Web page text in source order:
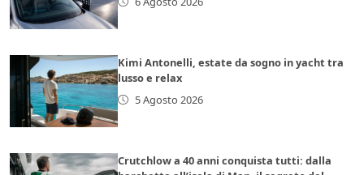
Kimi Antonelli, estate da sogno in yacht tra
lusso e relax
5 Agosto 2026
Crutchlow a 40 anni conquista tutti: dalla